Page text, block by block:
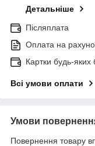
Детальніше
Післяплата
Оплата на
Картки будь-яких
Всі умови оплати
Умови
Повернення товару